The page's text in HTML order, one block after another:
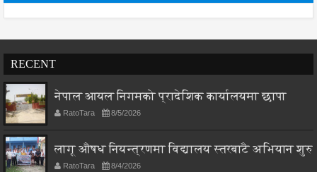
RECENT
नेपाल आयल निगमको प्रादेशिक कार्यालयमा छापा
RatoTara 8/5/2026
लागू औषध नियन्त्रणमा विद्यालय स्तरबाटै अभियान शुरु
RatoTara 8/4/2026